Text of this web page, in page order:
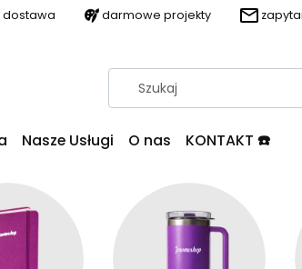
darmowe projekty
Nasze Usługi O nas KONTAKT ☎️